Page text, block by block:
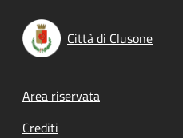
Città di Clusone
Footer menu
Area riservata
Crediti